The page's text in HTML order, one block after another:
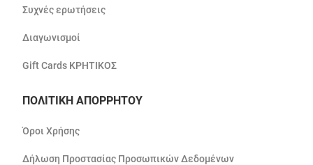
Συχνές ερωτήσεις
Διαγωνισμοί
Gift Cards ΚΡΗΤΙΚΟΣ
ΠΟΛΙΤΙΚΗ ΑΠΟΡΡΗΤΟΥ
Όροι Χρήσης
Δήλωση Προστασίας Προσωπικών Δεδομένων